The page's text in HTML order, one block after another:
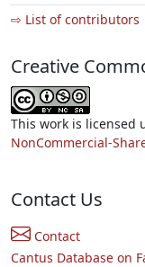
⇨ List of contributors
Creative
This work is licensed
NonCommercial-
Contact Us
Contact
Cantus Database on